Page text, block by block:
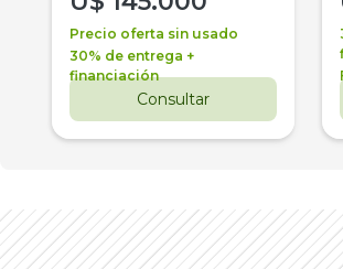
Precio oferta sin usado
30% de entrega +
financiación
Consultar